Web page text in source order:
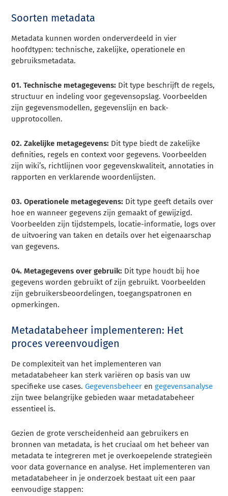
Soorten metadata
Metadata kunnen worden onderverdeeld in vier
hoofdtypen: technische, zakelijke, operationele en
gebruiksmetadata.
01. Technische metagegevens: Dit type beschrijft de regels,
structuur en indeling voor gegevensopslag. Voorbeelden
zijn gegevensmodellen, gegevenslijn en back-
upprotocollen.
02. Zakelijke metagegevens: Dit type biedt de zakelijke
definities, regels en context voor gegevens. Voorbeelden
zijn wiki’s, richtlijnen voor gegevenskwaliteit, annotaties in
rapporten en verklarende woordenlijsten.
03. Operationele metagegevens: Dit type geeft details over
hoe en wanneer gegevens zijn gemaakt of gewijzigd.
Voorbeelden zijn tijdstempels, locatie-informatie, logs over
de uitvoering van taken en details over het eigenaarschap
van gegevens.
04. Metagegevens over gebruik: Dit type houdt bij hoe
gegevens worden gebruikt of zijn gebruikt. Voorbeelden
zijn gebruikersbeoordelingen, toegangspatronen en
opmerkingen.
Metadatabeheer implementeren: Het
proces vereenvoudigen
De complexiteit van het implementeren van
metadatabeheer kan sterk variëren op basis van uw
specifieke use cases.Gegevensbeheer engegevensanalyse
zijn twee belangrijke gebieden waar metadatabeheer
essentieel is.
Gezien de grote verscheidenheid aan gebruikers en
bronnen van metadata, is het cruciaal om het beheer van
metadata te integreren met je overkoepelende strategieën
voor data governance en analyse. Het implementeren van
metadatabeheer in je onderzoek bestaat uit een paar
eenvoudige stappen: